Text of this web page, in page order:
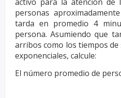
personas
tarda en promedio 4
persona. Asumiendo que
arriboscomo los tiempos
exponenciales, calcule:
El número promedio de